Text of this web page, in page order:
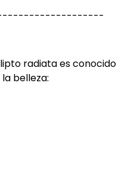
radiata es conocido
belleza: